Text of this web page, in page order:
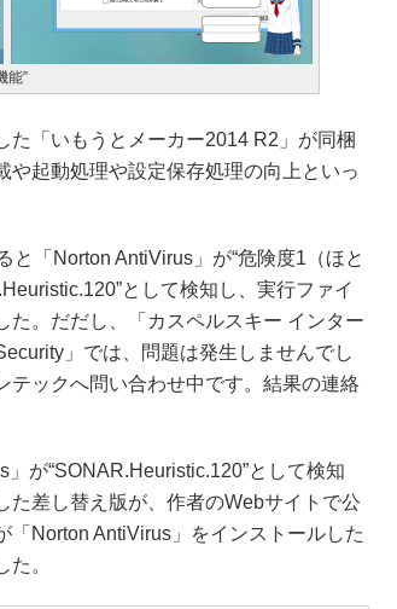
能”
「いもうとメーカー2014 R2」が同梱
や起動処理や設定保存処理の向上といっ
と「Norton AntiVirus」が“危険度1（ほと
として検知し、実行ファイ
た。だだし、「カスペルスキー インター
」では、問題は発生しませんでし
テックへ問い合わせ中です。結果の連絡
が“SONAR.Heuristic.120”として検知
た差し替え版が、作者のWebサイトで公
「Norton AntiVirus」をインストールした
。